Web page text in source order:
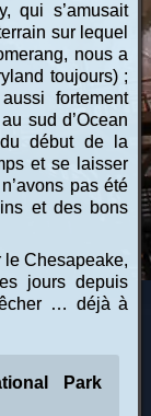
qui s’amusait
sur lequel
nous a
toujours) ;
fortement
sud d’Ocean
début de la
et se laisser
pas été
et des bons
le Chesapeake,
jours depuis
… déjà à
Park